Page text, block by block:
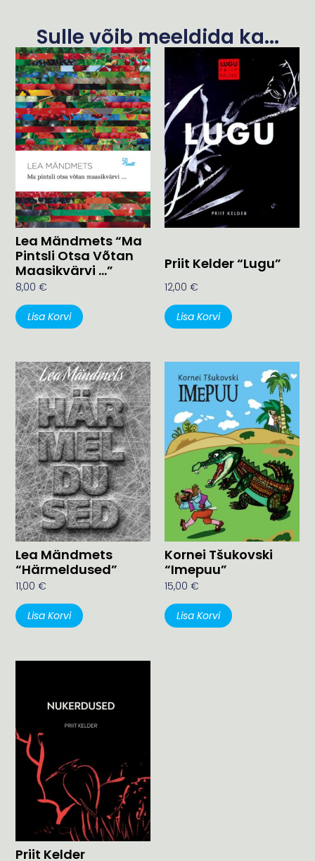
Sulle võib meeldida ka...
Lea Mändmets “Ma
Pintsli Otsa Võtan
Maasikvärvi …”
8,00€
Lisa Korvi
Priit Kelder “Lugu”
12,00 €
Lisa Korvi
Lea Mändmets
“Härmeldused”
11,00€
Lisa Korvi
Kornei Tšukovski
“Imepuu”
15,00 €
Lisa Korvi
Priit Kelder